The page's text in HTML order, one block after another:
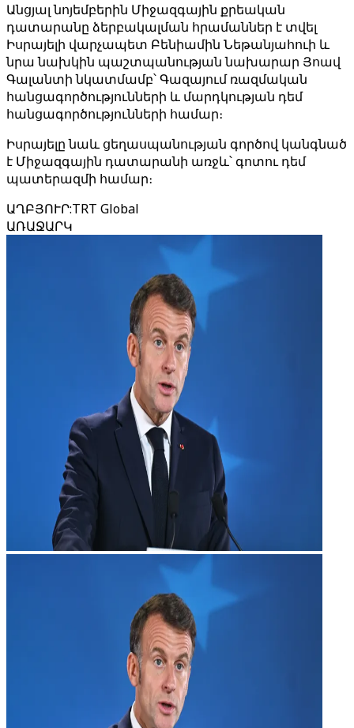
Անցյալ նոյեմբերին Միջազգային քրեական
դատարանը ձերբակալման հրամաններ է տվել
Իսրայելի վարչապետ Բենիամին Նեթանյահուի և
նրա նախկին պաշտպանության նախարար Յոավ
Գալանտի նկատմամբ՝ Գազայում ռազմական
հանցագործությունների և մարդկության դեմ
հանցագործությունների համար։
Իսրայելը նաև ցեղասպանության գործով կանգնած
է Միջազգային դատարանի առջև՝ գոտու դեմ
պատերազմի համար։
ԱՂԲՅՈՒՐ:TRT Global
ԱՌԱՋԱՐԿ